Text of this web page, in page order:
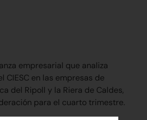
empresarial que analiza
CIESC en las empresas de
del Ripoll y la Riera de Caldes,
para el cuarto trimestre.